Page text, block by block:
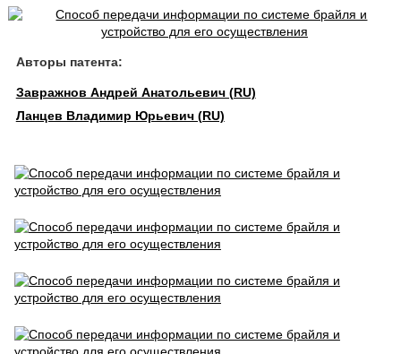
Авторы патента:
Завражнов Андрей Анатольевич (RU)
Ланцев Владимир Юрьевич (RU)